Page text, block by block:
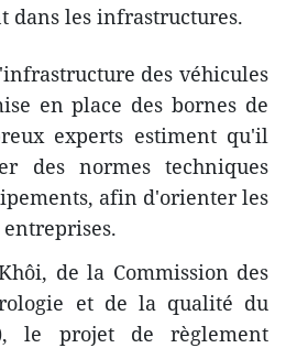
dans les infrastructures.
des véhicules
en place des bornes de
experts estiment qu'il
des normes techniques
afin d'orienter les
de la Commission des
et de la qualité du
le projet de règlement